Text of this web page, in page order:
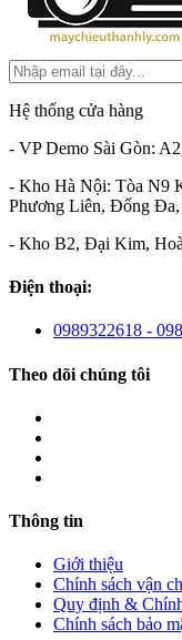
Hệ thống cửa hàng
- VP Demo Sài Gòn:
- Kho Hà Nội: Tòa N9
Phương Liên, Đống
- Kho B2, Đại Kim,
Điện thoại:
0989322618 -
Theo dõi chúng tôi
Thông tin
Giới thiệu
Chính sách vận
Quy định &
Chính sách bảo